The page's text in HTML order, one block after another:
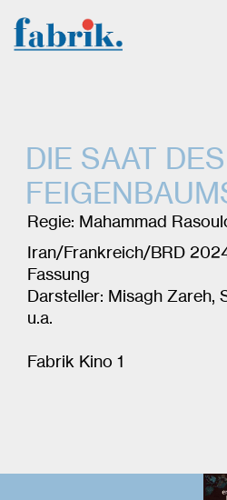
DIE SAAT
Regie: Mahammad
Iran/Frankreich/BRD
Fassung
Darsteller: Misagh Zareh,
u.a.
Fabrik Kino 1